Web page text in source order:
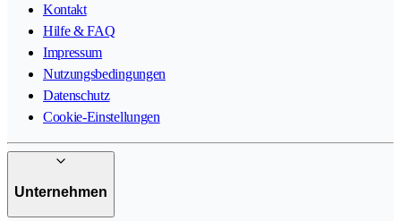
Kontakt
Hilfe & FAQ
Impressum
Nutzungsbedingungen
Datenschutz
Cookie-Einstellungen
Unternehmen